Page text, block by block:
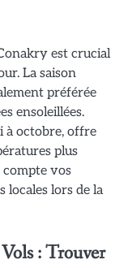
est crucial
La saison
préférée
ensoleillées.
à octobre, offre
plus
compte vos
locales lors de la
: Trouver